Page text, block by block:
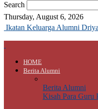
Search
Thursday, August 6, 2026
Ikatan Keluarga Alumni
HOME
Berita Alumni
Berita Alumni
Kisah Para Guru